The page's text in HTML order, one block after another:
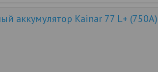
аккумулятор Kainar 77 L+ (750A)